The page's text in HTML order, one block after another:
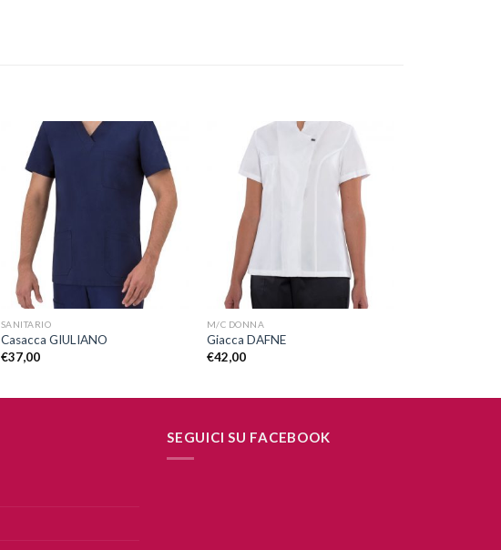
Aggiungi
alla lista
dei
desideri
SANITARIO
Casacca GIULIANO
€37,00
alla lista
desideri
+
M/C DONNA
Giacca DAFNE
€42,00
SEGUICI SU FACEBOOK